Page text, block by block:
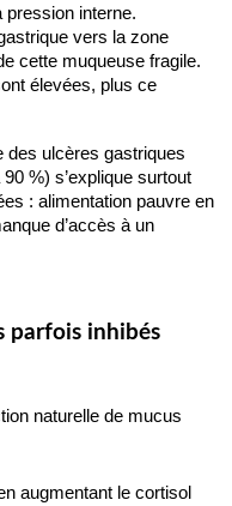
pression interne.
vers la zone
cette muqueuse fragile.
élevées, plus ce
des ulcères gastriques
%) s’explique surtout
: alimentation pauvre en
d’accès à un
parfois inhibés
naturelle de mucus
augmentant le cortisol